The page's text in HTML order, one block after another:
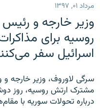
مرداد ۰۱, ۱۳۹۷
وزیر خارجه و
روسیه برای
اسرائیل سفر
سرگی لاوروف، وزیر خارجه
مشترک ارتش روسیه، روز
درباره تحولات سوریه با